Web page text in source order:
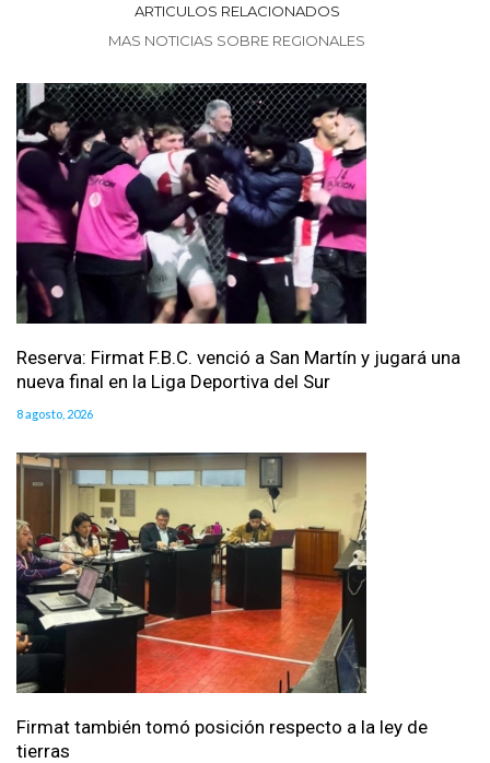
ARTICULOS RELACIONADOS
MAS NOTICIAS SOBRE REGIONALES
Reserva: Firmat F.B.C. venció a San Martín y jugará una
nueva final en la Liga Deportiva del Sur
8 agosto, 2026
Firmat también tomó posición respecto a la ley de
tierras